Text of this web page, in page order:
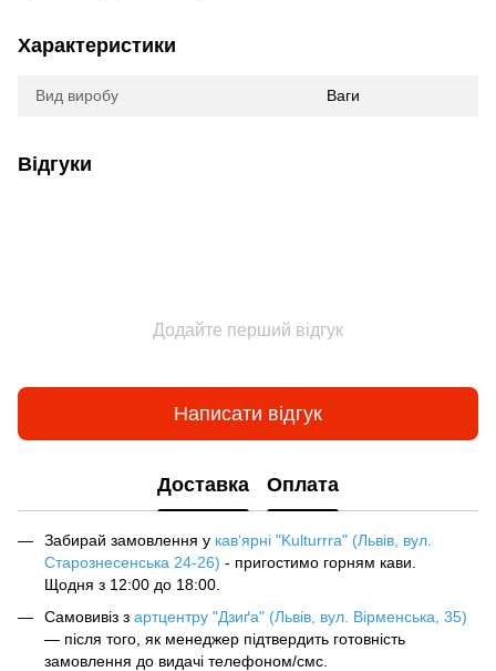
Характеристики
Вид виробу Ваги
Відгуки
Додайте перший відгук
Написати відгук
Доставка Оплата
Забирай замовлення у кав‘ярні "Kulturrra" (Львів, вул.
Старознесенська 24-26) - пригостимо горням кави.
Щодня з 12:00 до 18:00.
Самовивіз з артцентру "Дзиґа" (Львів, вул. Вірменська, 35)
— після того, як менеджер підтвердить готовність
замовлення до видачі телефоном/смс.